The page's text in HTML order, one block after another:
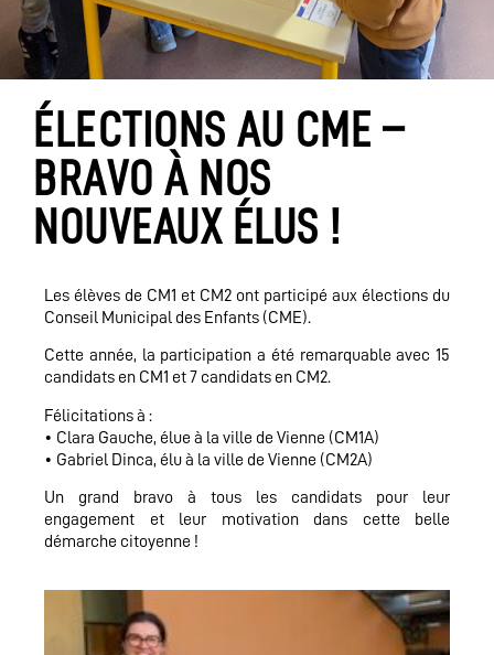
ÉLECTIONS AU CME –
BRAVO À NOS
NOUVEAUX ÉLUS !
Les élèves de CM1 et CM2 ont participé aux élections du
Conseil Municipal des Enfants (CME).
Cette année, la participation a été remarquable avec 15
candidats en CM1 et 7 candidats en CM2.
Félicitations à :
• Clara Gauche, élue à la ville de Vienne (CM1A)
• Gabriel Dinca, élu à la ville de Vienne (CM2A)
Un grand bravo à tous les candidats pour leur
engagement et leur motivation dans cette belle
démarche citoyenne !